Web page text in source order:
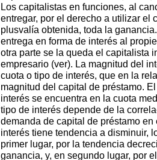
Los capitalistas en funciones, al
entregar, por el derecho a utilizar el
plusvalía obtenida, toda la
entrega en forma de interés al
otra parte se la queda el capitalista
empresario (ver). La magnitud del
cuota o tipo de interés, que en la
magnitud del capital de préstamo.
interés se encuentra en la cuota
tipo de interés depende de la
demanda de capital de préstamo
interés tiene tendencia a disminuir,
primer lugar, por la tendencia
ganancia, y, en segundo lugar, por